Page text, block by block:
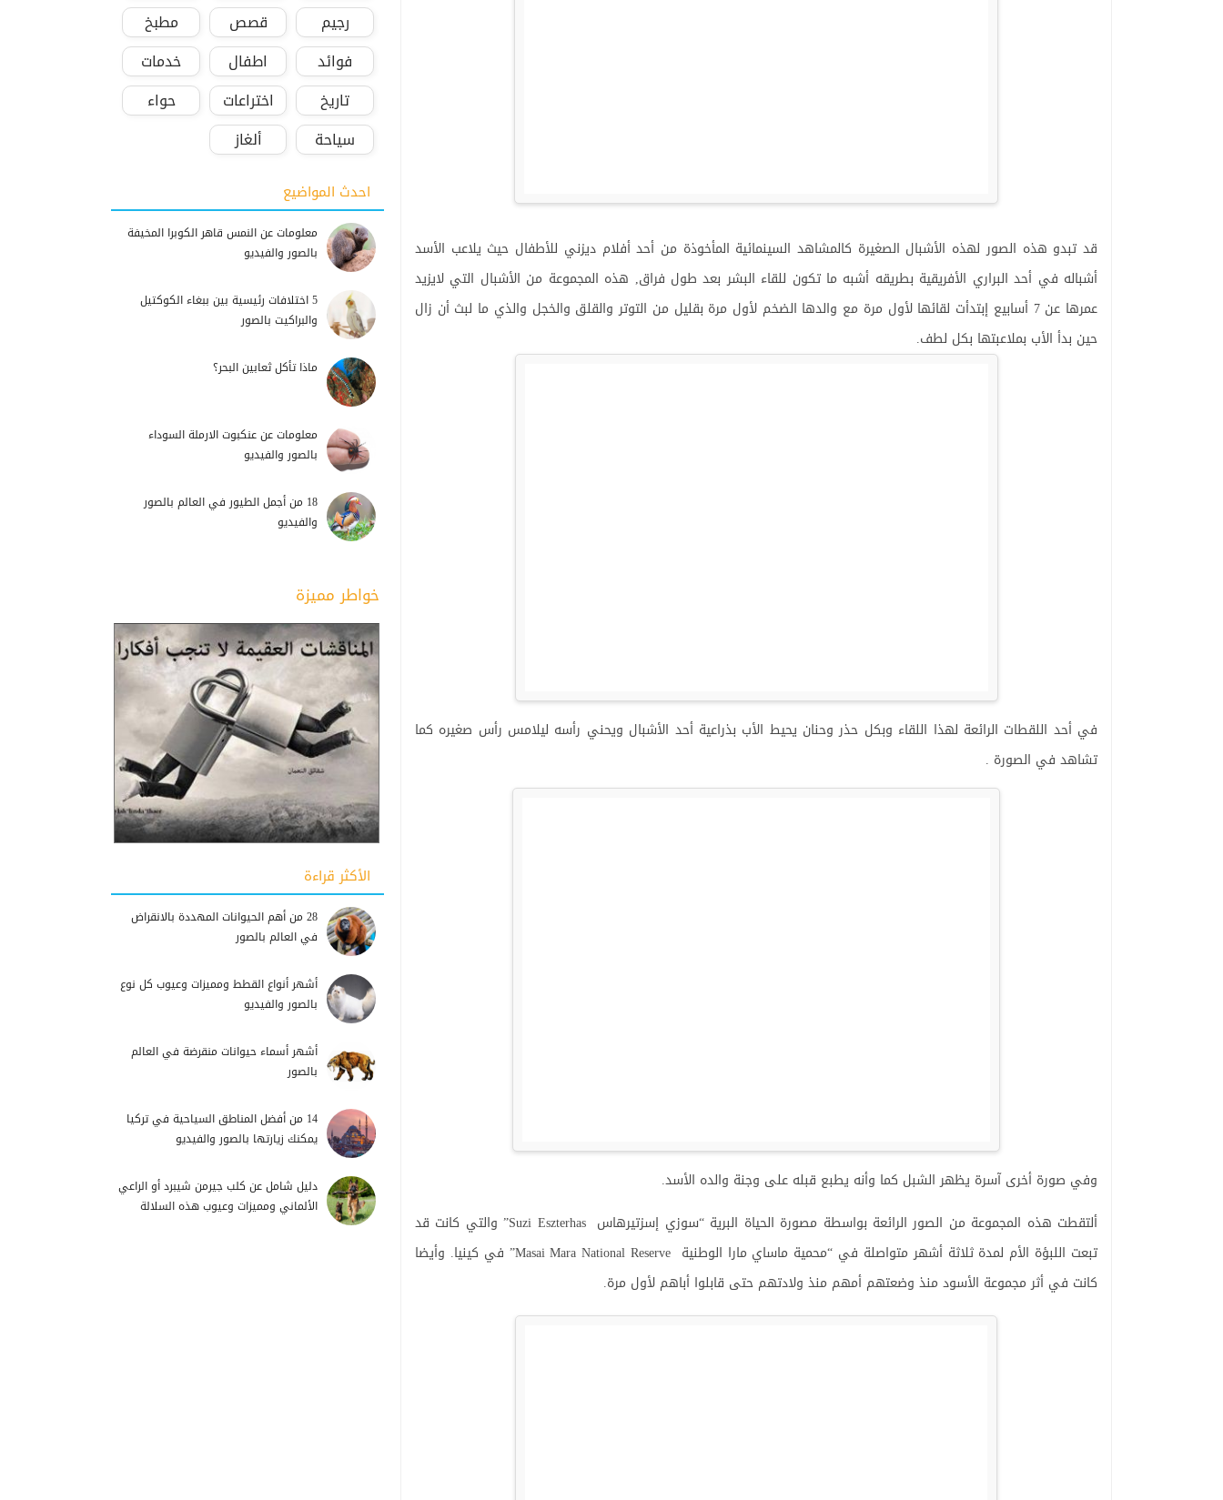
قد تبدو هذه الصور لهذه الأشبال الصغيرة كالمشاهد السينمائية المأخوذة من أحد أفلام ديزني للأطفال حيث يلاعب الأسد
أشباله في أحد البراري الأفريقية بطريقه أشبه ما تكون للقاء البشر بعد طول فراق, هذه المجموعة من الأشبال التي لايزيد
عمرها عن 7 أسابيع إبتدأت لقائها لأول مرة مع والدها الضخم لأول مرة بقليل من التوتر والقلق والخجل والذي ما لبث أن زال
حين بدأ الأب بملاعبتها بكل لطف.
في أحد اللقطات الرائعة لهذا اللقاء وبكل حذر وحنان يحيط الأب بذراعية أحد الأشبال ويحني رأسه ليلامس رأس صغيره كما
تشاهد في الصورة .
وفي صورة أخرى آسرة يظهر الشبل كما وأنه يطبع قبله على وجنة والده الأسد.
ألتقطت هذه المجموعة من الصور الرائعة بواسطة مصورة الحياة البرية “سوزي إسزتيرهاس Suzi Eszterhas” والتي كانت قد
تبعت اللبؤة الأم لمدة ثلاثة أشهر متواصلة في “محمية ماساي مارا الوطنية Masai Mara National Reserve” في كينيا. وأيضا
كانت في أثر مجموعة الأسود منذ وضعتهم أمهم منذ ولادتهم حتى قابلوا أباهم لأول مرة.
رجيم
قصص
مطبخ
فوائد
اطفال
خدمات
تاريخ
اختراعات
حواء
سياحة
ألغاز
احدث المواضيع
معلومات عن النمس قاهر الكوبرا المخيفة
بالصور والفيديو
5 اختلافات رئيسية بين ببغاء الكوكتيل
والبراكيت بالصور
ماذا تأكل ثعابين البحر؟
معلومات عن عنكبوت الارملة السوداء
بالصور والفيديو
18 من أجمل الطيور في العالم بالصور
والفيديو
خواطر مميزة
الأكثر قراءة
28 من أهم الحيوانات المهددة بالانقراض
في العالم بالصور
أشهر أنواع القطط ومميزات وعيوب كل نوع
بالصور والفيديو
أشهر أسماء حيوانات منقرضة في العالم
بالصور
14 من أفضل المناطق السياحية في تركيا
يمكنك زيارتها بالصور والفيديو
دليل شامل عن كلب جيرمن شيبرد أو الراعي
الألماني ومميزات وعيوب هذه السلالة